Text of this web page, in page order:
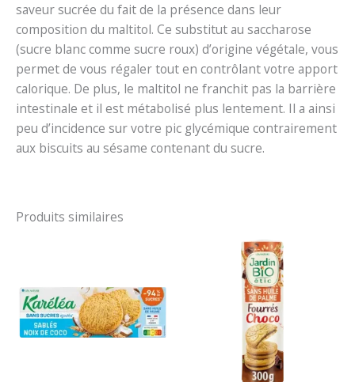
saveur sucrée du fait de la présence dans leur
composition du maltitol. Ce substitut au saccharose
(sucre blanc comme sucre roux) d’origine végétale, vous
permet de vous régaler tout en contrôlant votre apport
calorique. De plus, le maltitol ne franchit pas la barrière
intestinale et il est métabolisé plus lentement. Il a ainsi
peu d’incidence sur votre pic glycémique contrairement
aux biscuits au sésame contenant du sucre.
Produits similaires